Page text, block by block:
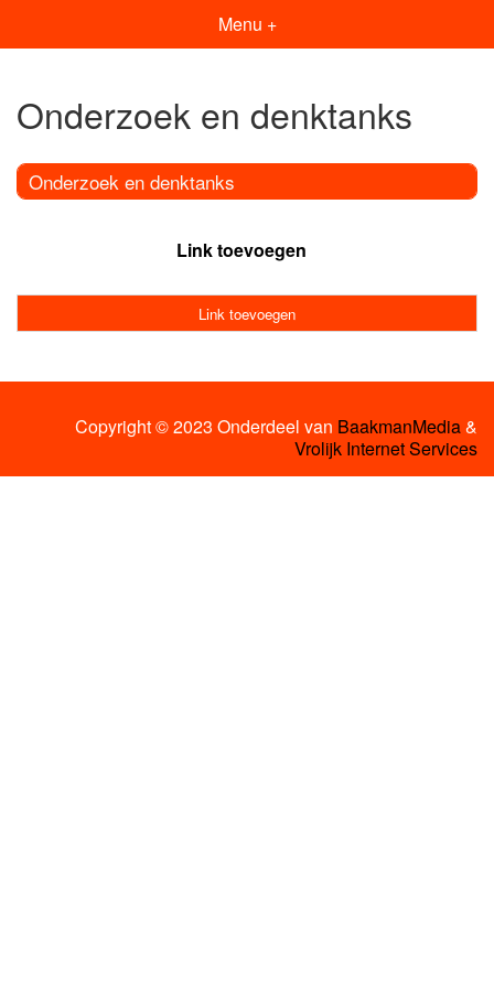
Menu +
Onderzoek en denktanks
Onderzoek en denktanks
Link toevoegen
Link toevoegen
Copyright © 2023 Onderdeel van BaakmanMedia&
Vrolijk Internet Services